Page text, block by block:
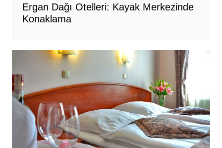
Ergan Dağı Otelleri: Kayak Merkezinde
Konaklama